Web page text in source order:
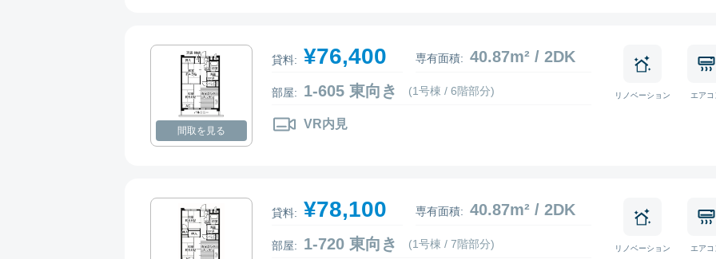
間取を見る
貸料: ¥76,400 専有面積: 40.87m² / 2DK
部屋: 1-605 東向き (1号棟 / 6階部分)
VR内見
リノベーション エアコ
貸料: ¥78,100 専有面積: 40.87m² / 2DK
部屋: 1-720 東向き (1号棟 / 7階部分) リノベーション エアコ